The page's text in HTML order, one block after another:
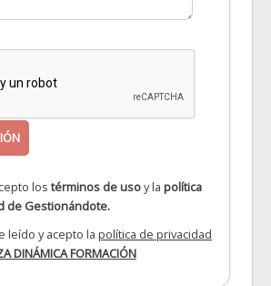
los términos de usoy la política
de Gestionándote.
leído y acepto la política de privacidad
DINÁMICA FORMACIÓN